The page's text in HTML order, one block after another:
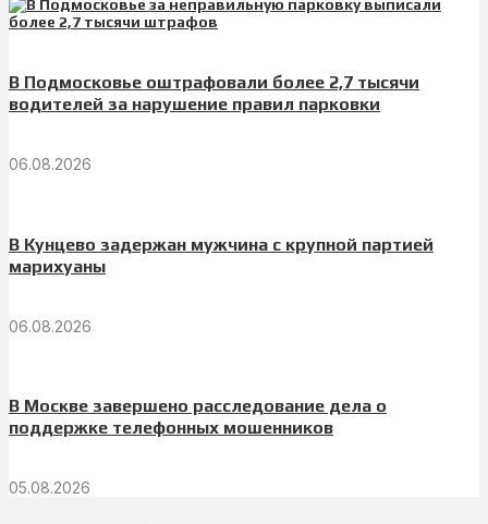
В Подмосковье оштрафовали более 2,7 тысячи
водителей за нарушение правил парковки
06.08.2026
В Кунцево задержан мужчина с крупной партией
марихуаны
06.08.2026
В Москве завершено расследование дела о
поддержке телефонных мошенников
05.08.2026